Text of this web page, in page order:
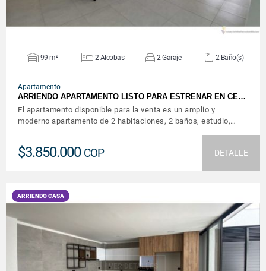
99 m² 2 Alcobas 2 Garaje 2 Baño(s)
Apartamento
ARRIENDO APARTAMENTO LISTO PARA ESTRENAR EN CE…
El apartamento disponible para la venta es un amplio y
moderno apartamento de 2 habitaciones, 2 baños, estudio,…
$3.850.000 COP DETALLE
ARRIENDO CASA
VER DETALLES